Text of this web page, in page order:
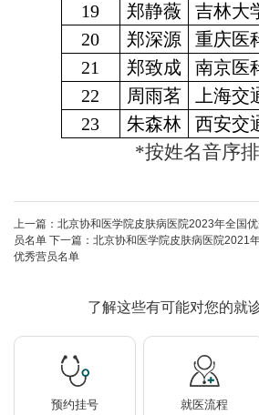
19
郑静薇
吉林大
20
郑深源
重庆医
21
郑致成
南京医
22
周雨茗
上海交
23
朱森林 西安交
*按姓名音序
上一篇： 北京协和医学院皮肤病医院2023年全国
员名单 下一篇： 北京协和医学院皮肤病医院2021
优秀营员名单
了解这些有可能对您的就
预约挂号 就医流程